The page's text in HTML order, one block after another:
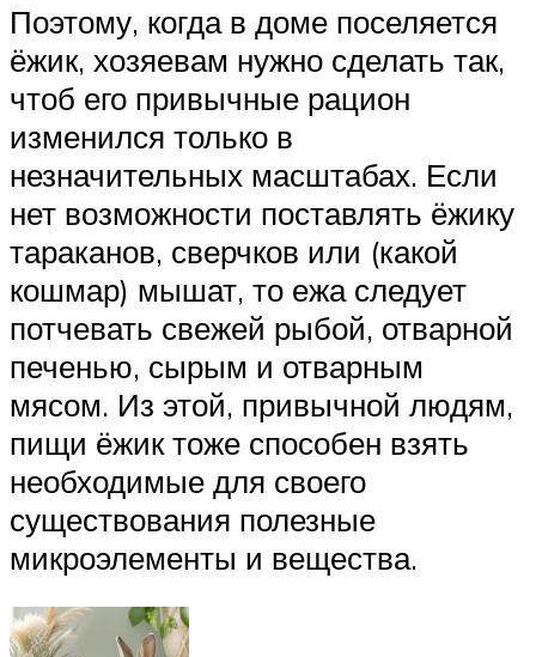
Поэтому, когда в доме поселяется
ёжик, хозяевам нужно сделать так,
чтоб его привычные рацион
изменился только в
незначительных масштабах. Если
нет возможности поставлять ёжику
тараканов, сверчков или (какой
кошмар) мышат, то ежа следует
потчевать свежей рыбой, отварной
печенью, сырым и отварным
мясом. Из этой, привычной людям,
пищи ёжик тоже способен взять
необходимые для своего
существования полезные
микроэлементы и вещества.